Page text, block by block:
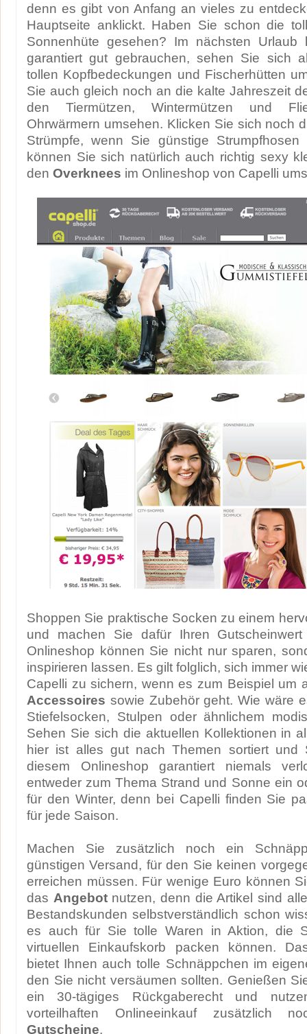
denn es gibt von Anfang an vieles zu
Hauptseite anklickt. Haben Sie schon die
Sonnenhüte gesehen? Im nächsten Urlaub
garantiert gut gebrauchen, sehen Sie sich
tollen Kopfbedeckungen und Fischerhütten
Sie auch gleich noch an die kalte Jahreszeit
den Tiermützen, Wintermützen und
Ohrwärmern umsehen. Klicken Sie sich noch
Strümpfe, wenn Sie günstige Strumpfhosen
können Sie sich natürlich auch richtig sexy
den Overknees im Onlineshop von Capelli
Shoppen Sie praktische Socken zu einem
und machen Sie dafür Ihren
Onlineshop können Sie nicht nur sparen,
inspirieren lassen. Es gilt folglich, sich immer
Capelli zu sichern, wenn es zum Beispiel um
Accessoires sowie Zubehör geht. Wie wäre
Stiefelsocken, Stulpen oder ähnlichem
Sehen Sie sich die aktuellen Kollektionen in
hier ist alles gut nach Themen sortiert und
diesem Onlineshop garantiert niemals
entweder zum Thema Strand und Sonne ein
für den Winter, denn bei Capelli finden Sie
für jede Saison.
Machen Sie zusätzlich noch ein
günstigen Versand, für den Sie keinen
erreichen müssen. Für wenige Euro können
das Angebotnutzen, denn die Artikel sind
Bestandskunden selbstverständlich schon
es auch für Sie tolle Waren in Aktion, die
virtuellen Einkaufskorb packen können.
bietet Ihnen auch tolle Schnäppchen im
den Sie nicht versäumen sollten. Genießen
ein 30-tägiges Rückgaberecht und
vorteilhaften Onlineeinkauf zusätzlich
Gutscheine.